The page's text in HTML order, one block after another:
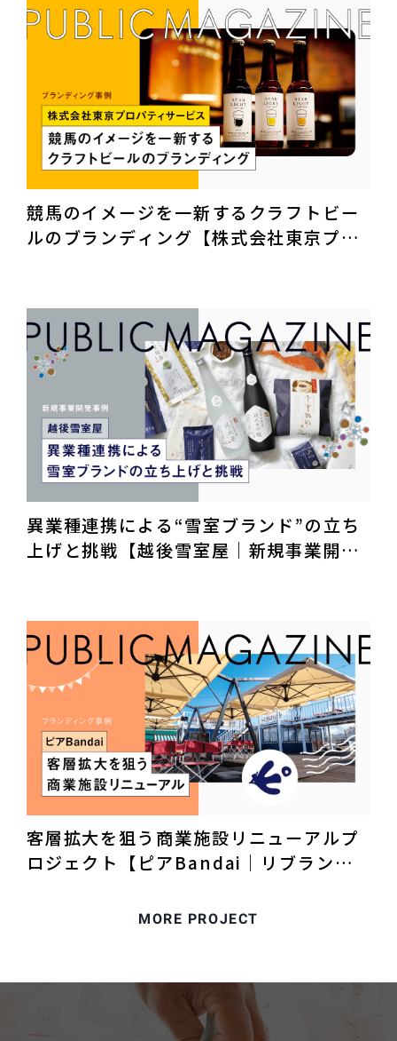
競馬のイメージを一新するクラフトビー
ルのブランディング【株式会社東京プロ
異業種連携による“雪室ブランド”の立ち
上げと挑戦【越後雪室屋｜新規事業開
客層拡大を狙う商業施設リニューアルプ
ロジェクト【ピアBandai｜リブランデ
MORE PROJECT